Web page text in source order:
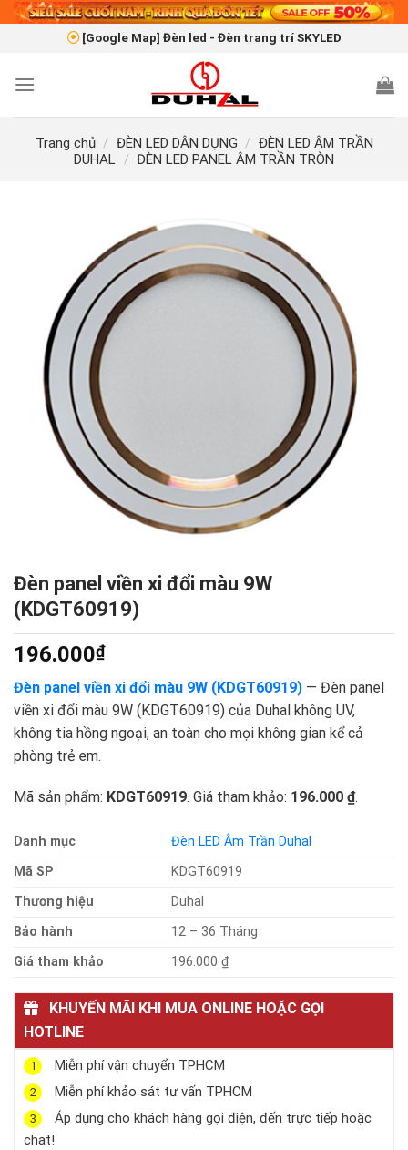
Skip
[Google Map] Đèn led - Đèn trang trí SKYLED
Trang chủ / ĐÈN LED DÂN DỤNG / ĐÈN LED ÂM TRẦN
DUHAL
/ ĐÈN LED PANEL ÂM TRẦN TRÒN
Đèn panel viền xi đổi màu 9W
(KDGT60919)
196.000₫
Đèn panel viền xi đổi màu 9W (KDGT60919) — Đèn panel
viền xi đổi màu 9W (KDGT60919) của Duhal không UV,
không tia hồng ngoại, an toàn cho mọi không gian kể cả
phòng trẻ em.
Mã sản phẩm: KDGT60919. Giá tham khảo: 196.000 ₫.
Danh mục
Đèn LED Âm Trần Duhal
Mã SP
KDGT60919
Thương hiệu
Duhal
Bảo hành
12 – 36 Tháng
Giá tham khảo
196.000 ₫
KHUYẾN MÃI KHI MUA ONLINE HOẶC GỌI
HOTLINE
1 Miễn phí vận chuyển TPHCM
2 Miễn phí khảo sát tư vấn TPHCM
3
Áp dụng cho khách hàng gọi điện, đến trực tiếp hoặc
chat!